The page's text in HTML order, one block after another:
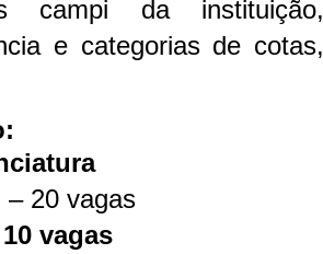
campi da instituição,
e categorias de cotas,
– 20 vagas
vagas